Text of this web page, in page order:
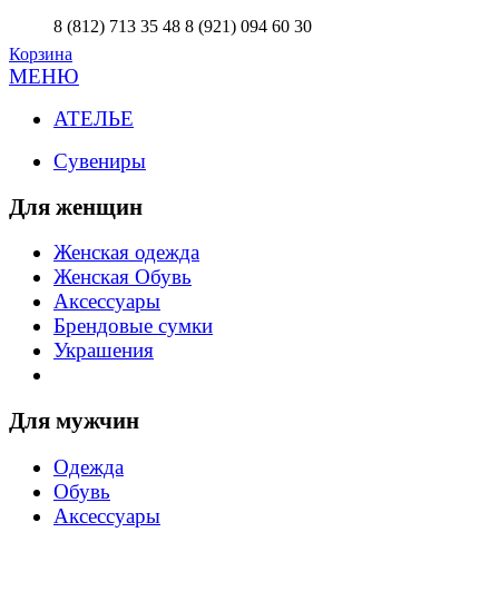
8 (812) 713 35 48 8 (921) 094 60 30
Корзина
МЕНЮ
АТЕЛЬЕ
Сувениры
Для женщин
Женская одежда
Женская Обувь
Аксессуары
Брендовые сумки
Украшения
Для мужчин
Одежда
Обувь
Аксессуары